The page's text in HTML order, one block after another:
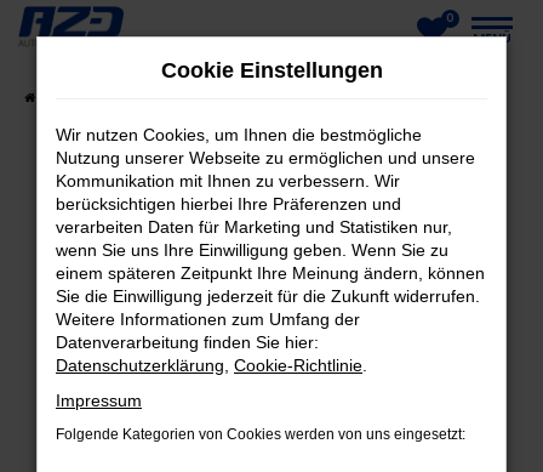
Zum
springen
0
MENÜ
FEHLER: NETWORK ERROR
Beim Laden ist ein Fehler aufgetreten.
Hier sind ein paar Tipps, die dir helfen können:
Überprüfe deine Firewall und deine
Internetverbindung.
Laden andere Webseiten, zum Beispiel deine
Suchmaschine?
Cookie Einstellungen
Wir nutzen Cookies, um Ihnen die bestmögliche
Nutzung unserer Webseite zu ermöglichen und unsere
Kommunikation mit Ihnen zu verbessern. Wir
berücksichtigen hierbei Ihre Präferenzen und
verarbeiten Daten für Marketing und Statistiken nur,
wenn Sie uns Ihre Einwilligung geben. Wenn Sie zu
einem späteren Zeitpunkt Ihre Meinung ändern, können
Sie die Einwilligung jederzeit für die Zukunft widerrufen.
Weitere Informationen zum Umfang der
Datenverarbeitung finden Sie hier:
Datenschutzerklärung Cookie-Richtlinie
Impressum
Folgende Kategorien von Cookies werden von uns eingesetzt: